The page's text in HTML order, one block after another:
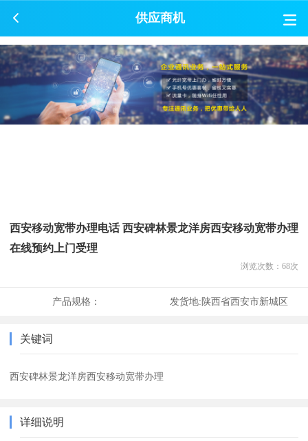
供应商机
西安移动宽带办理电话 西安碑林景龙洋房西安移动宽带办理
在线预约上门受理
浏览次数： 68次
产品规格： 发货地:陕西省西安市新城区
关键词
西安碑林景龙洋房西安移动宽带办理
详细说明